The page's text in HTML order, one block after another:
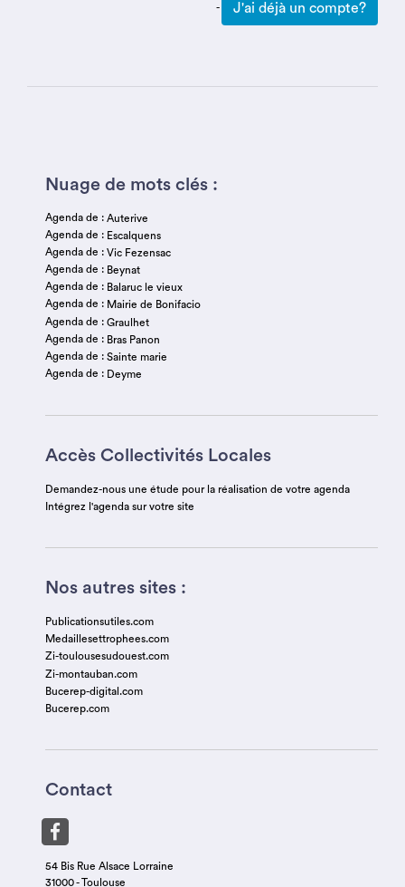
- J'ai déjà un compte?
Nuage de mots clés :
Agenda de : Auterive
Agenda de : Escalquens
Agenda de : Vic Fezensac
Agenda de : Beynat
Agenda de : Balaruc le vieux
Agenda de : Mairie de Bonifacio
Agenda de : Graulhet
Agenda de : Bras Panon
Agenda de : Sainte marie
Agenda de : Deyme
Accès Collectivités Locales
Demandez-nous une étude pour la réalisation de votre agenda
Intégrez l'agenda sur votre site
Nos autres sites :
Publicationsutiles.com
Medaillesettrophees.com
Zi-toulousesudouest.com
Zi-montauban.com
Bucerep-digital.com
Bucerep.com
Contact
54 Bis Rue Alsace Lorraine
31000 - Toulouse